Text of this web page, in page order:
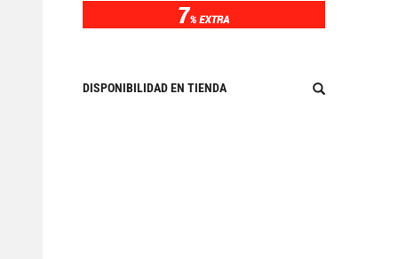
DISPONIBILIDAD EN TIENDA